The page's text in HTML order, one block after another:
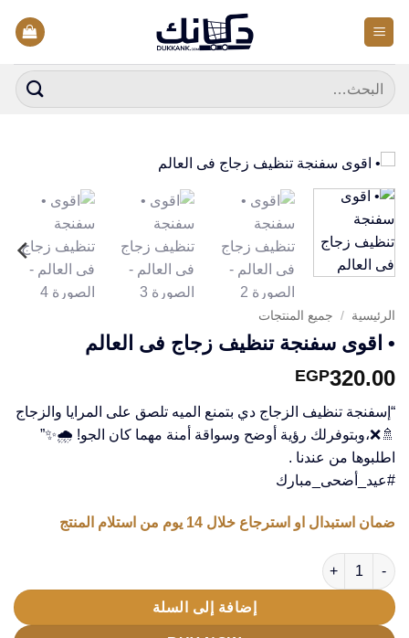
للمحتوى
البحث
عن:
الرئيسية / جميع المنتجات
• اقوى سفنجة تنظيف زجاج فى العالم
EGP320.00
“إسفنجة تنظيف الزجاج دي بتمنع الميه تلصق على المرايا والزجاج
🚿❌،وبتوفرلك رؤية أوضح وسواقة أمنة مهما كان الجو! 🌧️✨”
اطلبوها من عندنا .
#عيد_أضحى_مبارك
ضمان استبدال او استرجاع خلال 14 يوم من استلام المنتج
كمية • اقوى سفنجة تنظيف زجاج فى العالم
إضافة إلى السلة